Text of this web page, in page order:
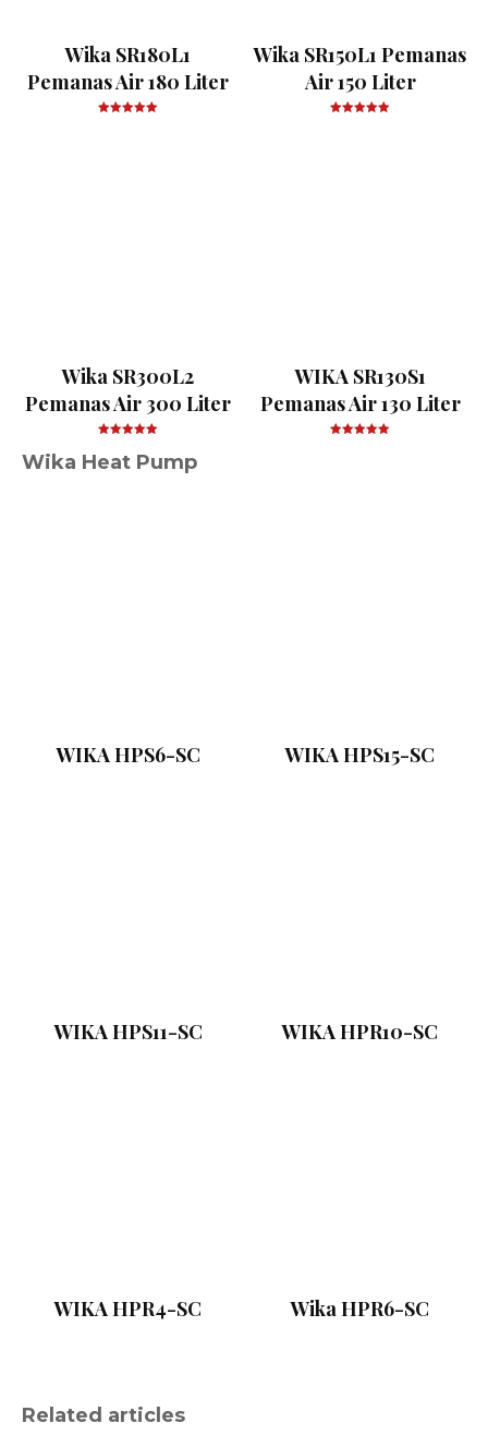
Wika SR180L1
Pemanas Air 180 Liter
Wika SR150L1 Pemanas
Air 150 Liter
Wika SR300L2
Pemanas Air 300 Liter
WIKA SR130S1
Pemanas Air 130 Liter
Wika Heat Pump
WIKA HPS6-SC WIKA HPS15-SC
WIKA HPS11-SC WIKA HPR10-SC
WIKA HPR4-SC Wika HPR6-SC
Related articles